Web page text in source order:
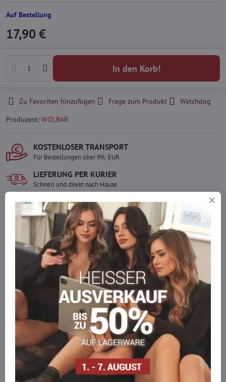
Auf Bestellung
17,90 €
In den Korb!
Zu Favoriten hinzufügen Frage zum Produkt
Watchdog
Produzent: WOLBAR
KOSTENLOSER TRANSPORT
Für Bestellungen über 99,- EUR
LIEFERUNG PER KURIER
Schnell und direkt nach Hause.
SICHERE ZAHLUNGEN
Gesicherte Online-Zahlungen
Ware auf Lager
Wir versenden sofort
Werden Sie Teil von everlady
Werden Sie Teil von everlady und genießen Sie einen 5 %
Mitgliedervorteilbei jedem Einkauf.
Der Vorteil wird automatisch im Warenkorb angewendet.
Möchten Sie mehr bestellen, als wir
auf Lager haben?
Zögern Sie nicht, uns zu kontaktieren, wir füllen die Ware für Sie
wieder auf!
info​@everlady​.eu